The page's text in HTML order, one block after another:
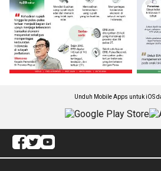
Unduh Mobile Apps untuk iOS